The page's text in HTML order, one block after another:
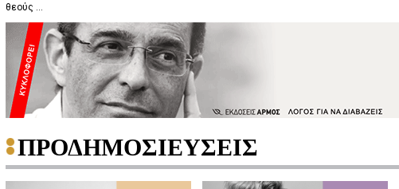
θεούς ...
ΠΡΟΔΗΜΟΣΙΕΥΣΕΙΣ